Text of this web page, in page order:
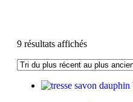
9 résultats affichés